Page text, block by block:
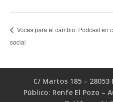
Voces para el cambio: Podcast en
social
C/ Martos 185 –
Público: Renfe El Pozo –